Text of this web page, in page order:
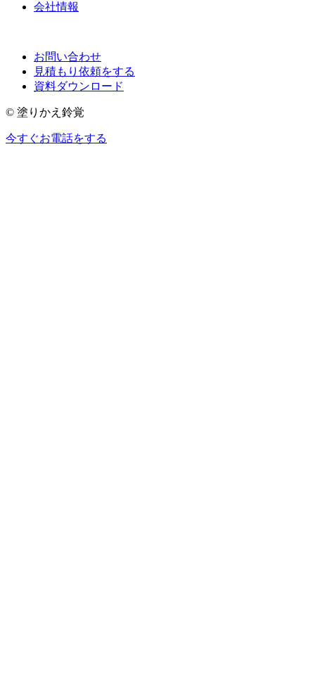
会社情報
お問い合わせ
見積もり依頼をする
資料ダウンロード
© 塗りかえ鈴覚
今すぐお電話をする